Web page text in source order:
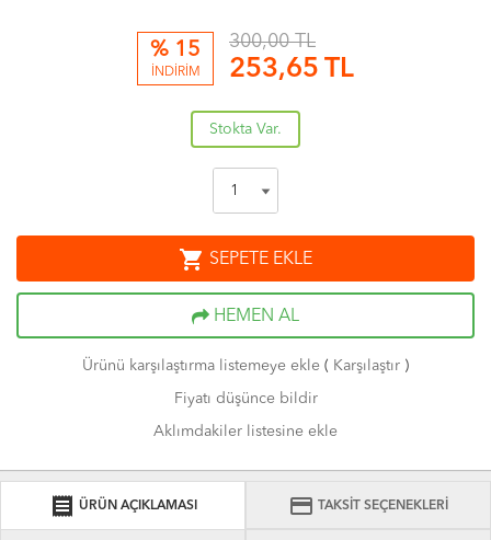
% 15
İNDİRİM
300,00 TL
253,65 TL
Stokta Var.
shopping_cart SEPETE EKLE
HEMEN AL
Ürünü karşılaştırma listemeye ekle ( Karşılaştır )
Fiyatı düşünce bildir
Aklımdakiler listesine ekle
receipt ÜRÜN AÇIKLAMASI credit_card TAKSİT SEÇENEKLERİ